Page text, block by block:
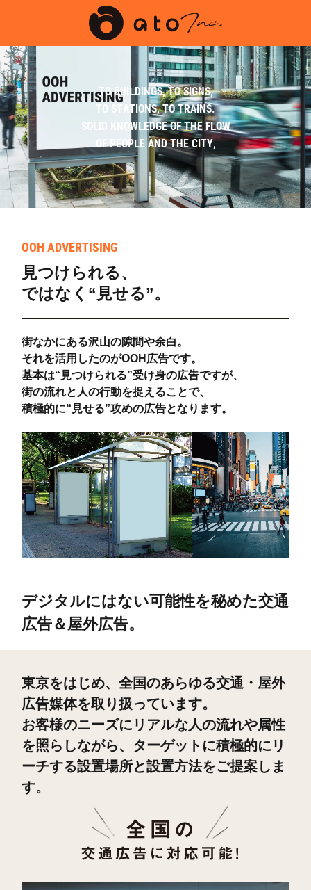
TO BUILDINGS, TO SIGNS,
TO STATIONS, TO TRAINS.
SOLID KNOWLEDGE OF THE FLOW
OF PEOPLE AND THE CITY,
OOH ADVERTISING
見つけられる、
ではなく“見せる”。
街なかにある沢山の隙間や余白。
それを活用したのがOOH広告です。
基本は“見つけられる”受け身の広告ですが、
街の流れと人の行動を捉えることで、
積極的に“見せる”攻めの広告となります。
デジタルにはない可能性を秘めた交通
広告＆屋外広告。
東京をはじめ、全国のあらゆる交通・屋外
広告媒体を取り扱っています。
お客様のニーズにリアルな人の流れや属性
を照らしながら、 ターゲットに積極的にリ
ーチする設置場所と設置方法をご提案しま
す。